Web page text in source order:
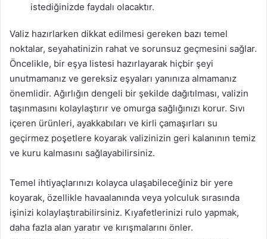
istediğinizde faydalı olacaktır.
Valiz hazırlarken dikkat edilmesi gereken bazı temel
noktalar, seyahatinizin rahat ve sorunsuz geçmesini sağlar.
Öncelikle, bir eşya listesi hazırlayarak hiçbir şeyi
unutmamanız ve gereksiz eşyaları yanınıza almamanız
önemlidir. Ağırlığın dengeli bir şekilde dağıtılması, valizin
taşınmasını kolaylaştırır ve omurga sağlığınızı korur. Sıvı
içeren ürünleri, ayakkabıları ve kirli çamaşırları su
geçirmez poşetlere koyarak valizinizin geri kalanının temiz
ve kuru kalmasını sağlayabilirsiniz.
Temel ihtiyaçlarınızı kolayca ulaşabileceğiniz bir yere
koyarak, özellikle havaalanında veya yolculuk sırasında
işinizi kolaylaştırabilirsiniz. Kıyafetlerinizi rulo yapmak,
daha fazla alan yaratır ve kırışmalarını önler.